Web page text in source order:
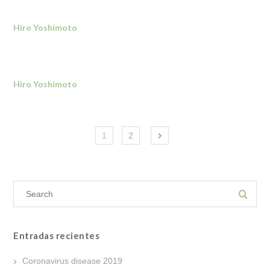
Hiro Yoshimoto
Hiro Yoshimoto
1 2
Entradas recientes
Coronavirus disease 2019